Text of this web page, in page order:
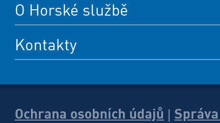
O Horské službě
Kontakty
Ochrana osobních údajů